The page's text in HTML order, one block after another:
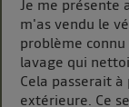
Je me présente
m'as vendu le
problème
lavage qui
Cela passerait
extérieure. Ce
Ainsi,
connexion et
Pour une
sur la